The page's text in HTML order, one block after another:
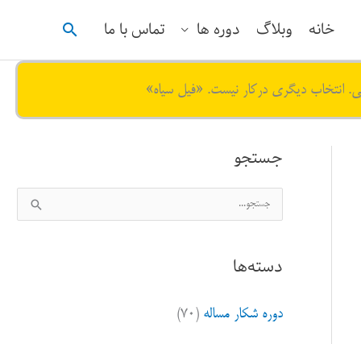
خانه وبلاگ دوره ها تماس با ما جستجو
انتخاب دیگری درکار نیست. «فیل سیاه»
جستجو
س
ج
ب
دسته‌ها
دوره شکار مساله (۷۰)